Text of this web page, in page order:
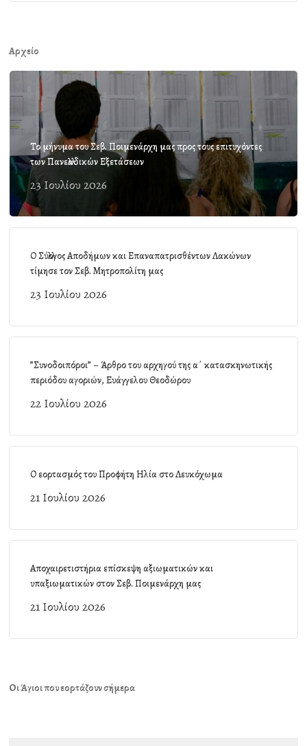
Αρχείο
Το μήνυμα του Σεβ. Ποιμενάρχη μας προς τους επιτυχόντες
των Πανελλαδικών Εξετάσεων
23 Ιουλίου 2026
Ο Σύλλογος Αποδήμων και Επαναπατρισθέντων Λακώνων
τίμησε τον Σεβ. Μητροπολίτη μας
23 Ιουλίου 2026
”Συνοδοιπόροι” – Άρθρο του αρχηγού της α΄ κατασκηνωτικής
περιόδου αγοριών, Ευάγγελου Θεοδώρου
22 Ιουλίου 2026
Ο εορτασμός του Προφήτη Ηλία στο Λευκόχωμα
21 Ιουλίου 2026
Αποχαιρετιστήρια επίσκεψη αξιωματικών και
υπαξιωματικών στον Σεβ. Ποιμενάρχη μας
21 Ιουλίου 2026
Οι Άγιοι που εορτάζουν σήμερα